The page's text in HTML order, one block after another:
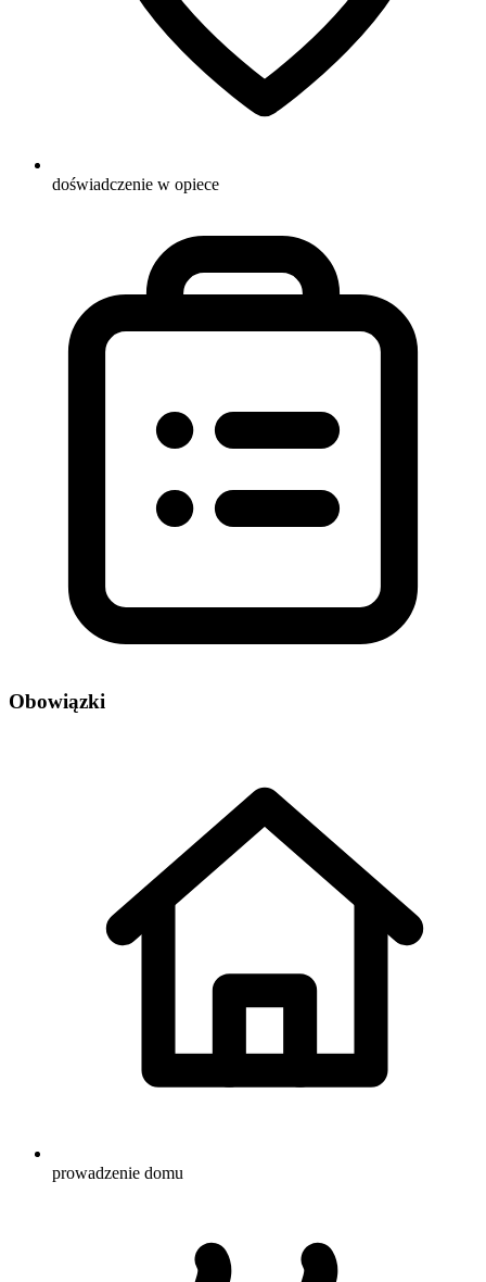
doświadczenie w opiece
Obowiązki
prowadzenie domu